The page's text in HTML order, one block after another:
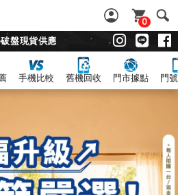
0
盤現貨供應
手機比較 舊機回收 門市據點 門